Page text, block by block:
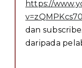
https://
dan
daripada